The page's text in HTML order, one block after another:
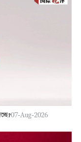
07-Aug-2026